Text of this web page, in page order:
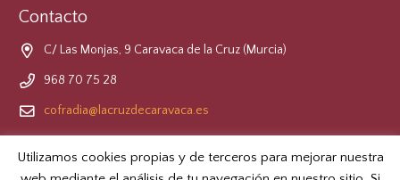
Contacto
C/ Las Monjas, 9 Caravaca de la Cruz (Murcia)
968 70 75 28
cofradia@lacruzdecaravaca.es
Formulario de Contacto
Utilizamos cookies propias y de terceros para mejorar nuestra